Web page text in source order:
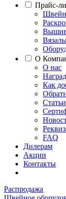
Прайс-
О
О нас
Как
Статьи
FAQ
Дилерам
Акции
Контакты
Распродажа